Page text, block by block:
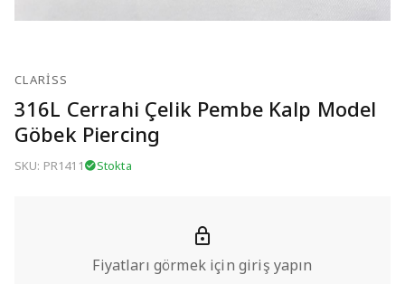
CLARISS
316L Cerrahi Çelik Pembe Kalp Model
Göbek Piercing
SKU: PR1411 Stokta
Fiyatları görmek için giriş yapın